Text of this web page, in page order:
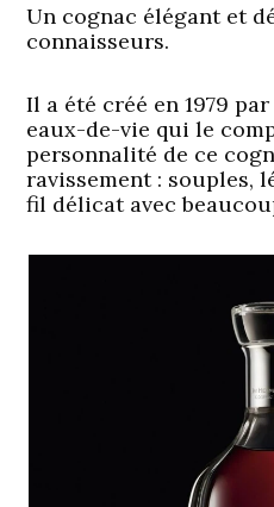
Un cognac élégant et
connaisseurs.
Il a été créé en 1979
eaux-de-vie qui le
personnalité de ce
ravissement : souples,
fil délicat avec